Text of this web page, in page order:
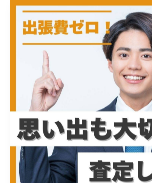
#リサイクルライフ
< 前のページ 一覧に戻る
関連タグ
#出張買取